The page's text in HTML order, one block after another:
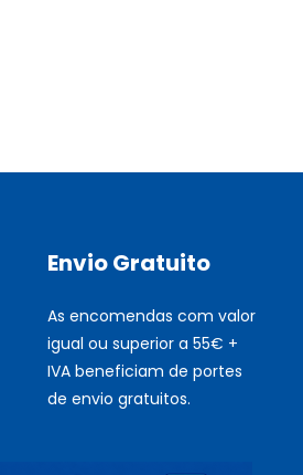
Envio Gratuito
As encomendas com valor
igual ou superior a 55€ +
IVA beneficiam de portes
de envio gratuitos.